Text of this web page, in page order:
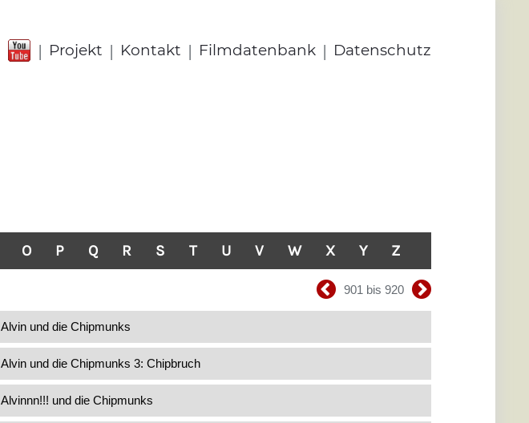
| Projekt | Kontakt | Filmdatenbank | Datenschutz
O P Q R S T U V W X Y Z
901 bis 920
Alvin und die Chipmunks
Alvin und die Chipmunks 3: Chipbruch
Alvinnn!!! und die Chipmunks